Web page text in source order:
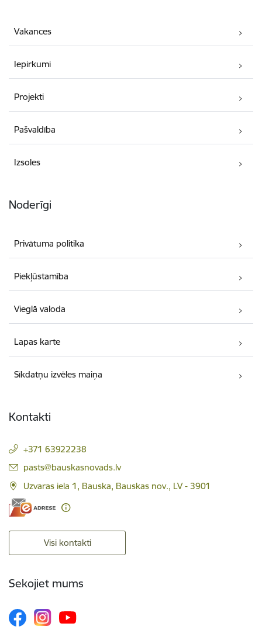
Vakances
Iepirkumi
Projekti
Pašvaldība
Izsoles
Noderīgi
Privātuma politika
Piekļūstamība
Vieglā valoda
Lapas karte
Sīkdatņu izvēles maiņa
Kontakti
+371 63922238
E-pasts:
pasts@bauskasnovads.lv
Uzvaras iela 1, Bauska, Bauskas nov., LV - 3901
Visi kontakti
Sekojiet mums